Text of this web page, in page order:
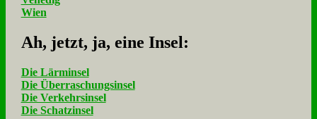
Wien
Ah, jetzt, ja, ei­ne In­sel:
Die Lärminsel
Die Überraschungsinsel
Die Verkehrsinsel
Die Schatzinsel